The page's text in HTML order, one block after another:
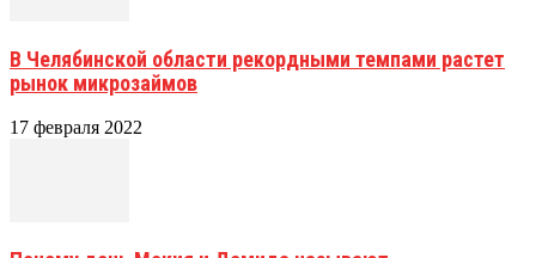
В Челябинской области рекордными темпами растет
рынок микрозаймов
17 февраля 2022